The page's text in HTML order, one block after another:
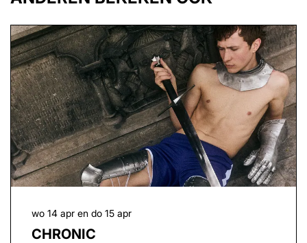
CHRONIC
wo 14 apr en do 15 apr